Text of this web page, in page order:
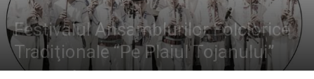
Festivalul Ansamblurilor Folclorice
Tradiţionale “Pe Plaiul Tojanului”
By Folclor Românesc - 699